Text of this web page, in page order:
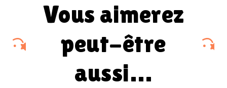
vous aimerez
peut-être
aussi…